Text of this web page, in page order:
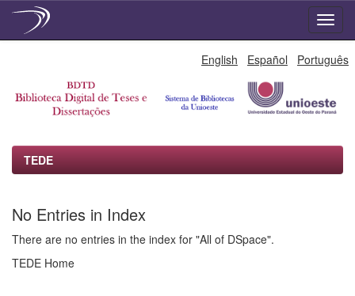
English Español Português
TEDE
No Entries in Index
There are no entries in the index for "All of DSpace".
TEDE Home